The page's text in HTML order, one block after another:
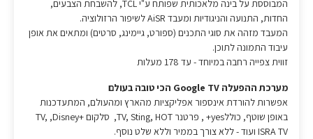
המבוססת על בינה מלאכותית שפותח ע"י TCL, להשבחת הצבעים,
החדות, התנועה והניגודיות ומעבד AiSR לשיפור הרזולוציה.
המעבד מזהה את סוגי התכנים (ספורט, גיימינג, סרטים) ומתאים את אופן
עיבוד התמונה לתוכן.
זווית צפייה רחבה במיוחד - עד 178 מעלות
מערכת ההפעלה Google TV הכי טובה בעולם
אפשרות להורדת אינספור אפליקציות מהארץ ומהעולם, המתעדכנות
באופן שוטף, כוללyes+ , פרטנר TV, Sting, HOT, סלקום TV, ,Disney+
ISRA TV ועוד - ללא צורך בממיר וללא שלט נוסף.